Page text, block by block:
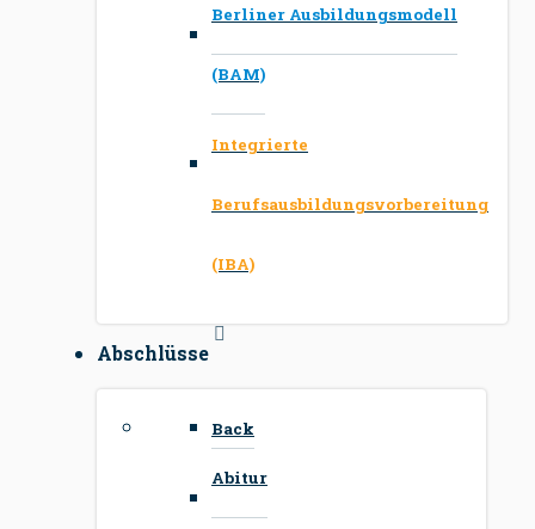
Berliner Ausbildungsmodell
(BAM)
Integrierte
Berufsausbildungsvorbereitung
(IBA)
Abschlüsse
Back
Abitur